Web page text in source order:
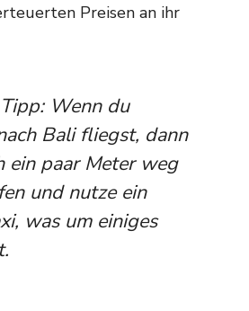
Preisen an ihr
Wenn du
Bali fliegst, dann
ein paar Meter weg
und nutze ein
was um einiges